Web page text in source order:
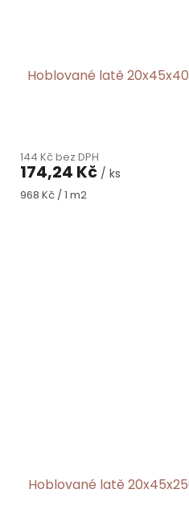
Hoblované latě
produktu
je
4,0
144 Kč bez DPH
174,24 Kč / ks
Měrná
968 Kč / 1 m2
Hoblované latě